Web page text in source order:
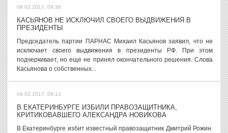
09.02.2017, 09:38
КАСЬЯНОВ НЕ ИСКЛЮЧИЛ СВОЕГО ВЫДВИЖЕНИЯ В
ПРЕЗИДЕНТЫ
Председатель партии ПАРНАС Михаил Касьянов заявил, что не
исключает своего выдвижения в президенты РФ. При этом
подчеркивает, но еще не принял окончательного решения. Слова
Касьянова о собственных...
09.02.2017, 09:13
В ЕКАТЕРИНБУРГЕ ИЗБИЛИ ПРАВОЗАЩИТНИКА,
КРИТИКОВАВШЕГО АЛЕКСАНДРА НОВИКОВА
В Екатеринбурге избит известный правозащитник Дмитрий Рожин.